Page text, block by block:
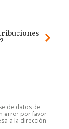
de datos de
error por favor
a la dirección